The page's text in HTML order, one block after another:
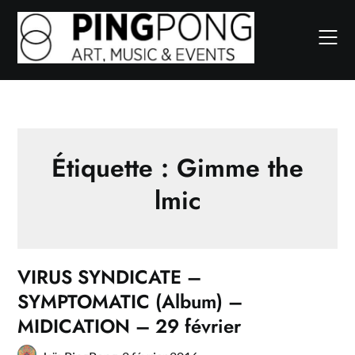
Skip
content
Étiquette : Gimme the
lmic
VIRUS SYNDICATE –
SYMPTOMATIC (Album) –
MIDICATION – 29 février